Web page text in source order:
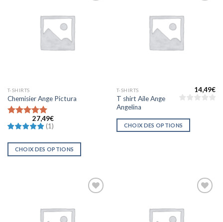
T-SHIRTS
Chemisier Ange Pictura
Note 5sur
5
27,49€
(1)
CHOIX DES OPTIONS
T-SHIRTS
T shirt Aile Ange
Angelina
14,49€
CHOIX DES OPTIONS